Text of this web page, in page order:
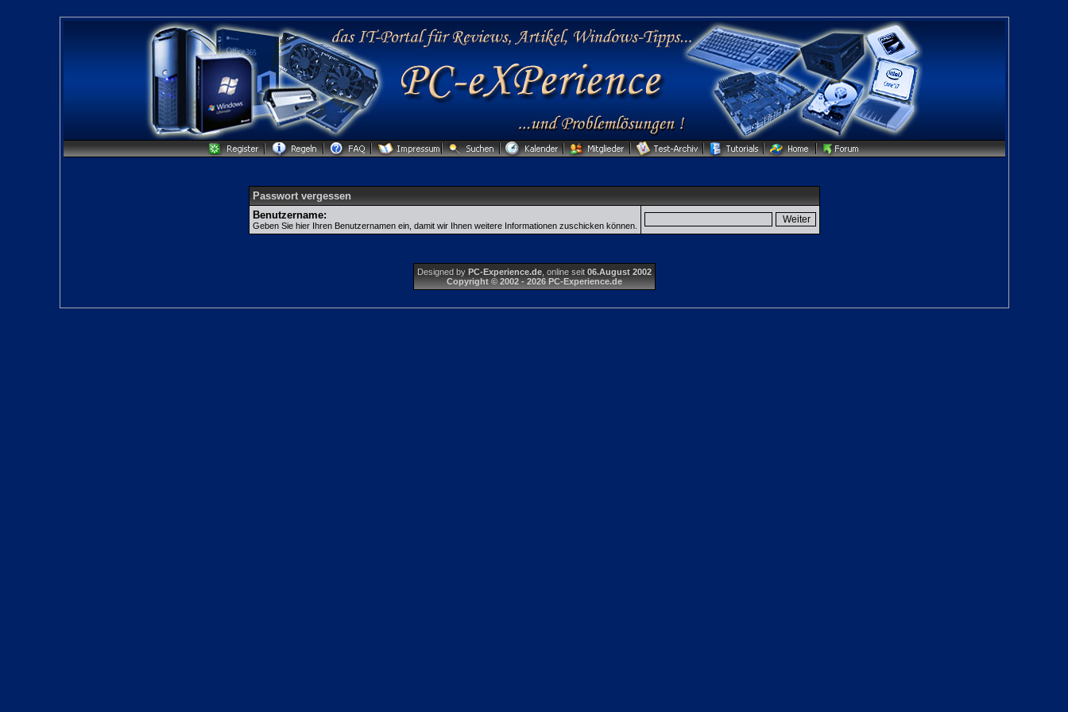
Passwort vergessen
Benutzername:
Geben Sie hier Ihren Benutzernamen ein, damit wir Ihnen weitere Informationen zuschicken können.
Designed by PC-Experience.de, online seit 06.August 2002
Copyright © 2002 - 2026 PC-Experience.de